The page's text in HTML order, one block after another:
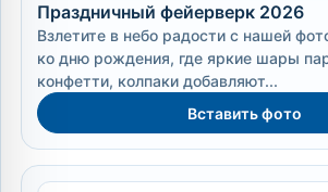
Праздничный фейерверк 2026
Взлетите в небо радости с нашей
ко дню рождения, где яркие шары
конфетти, колпаки добавляют...
Вставить фото